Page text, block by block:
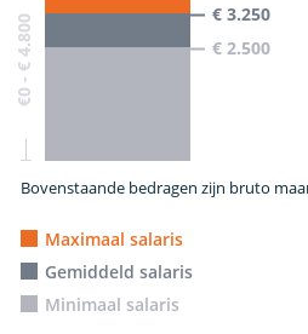
€0 - € 4.800
€ 3.250
€ 2.500
Bovenstaande bedragen zijn bruto
Maximaal salaris
Gemiddeld salaris
Minimaal salaris